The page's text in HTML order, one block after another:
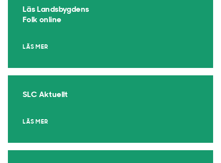
Läs Landsbygdens
Folk online
LÄS MER
SLC Aktuellt
LÄS MER